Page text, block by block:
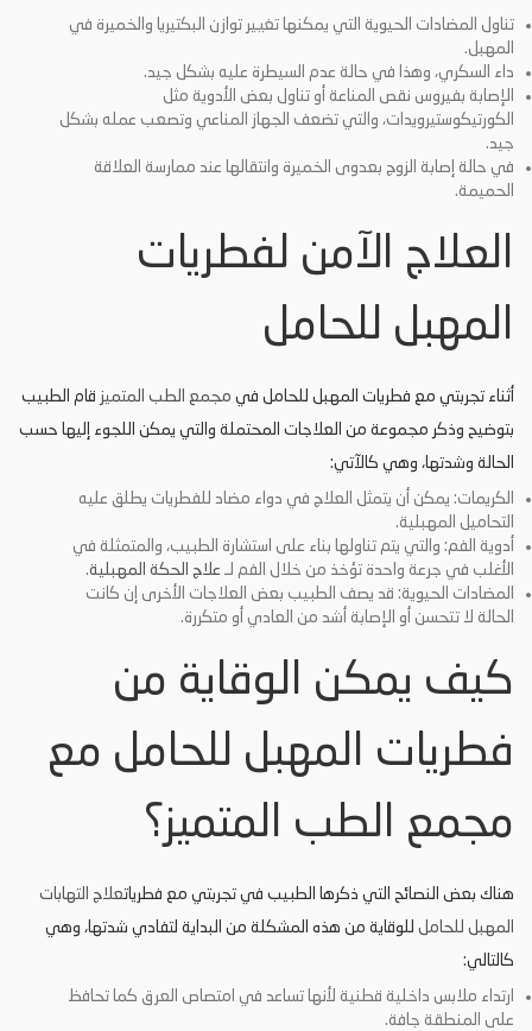
تناول المضادات الحيوية التي يمكنها تغيير توازن البكتيريا والخميرة في
المهبل.
داء السكري، وهذا في حالة عدم السيطرة عليه بشكل جيد.
الإصابة بفيروس نقص المناعة أو تناول بعض الأدوية مثل
الكورتيكوستيرويدات، والتي تضعف الجهاز المناعي وتصعب عمله بشكل
جيد.
في حالة إصابة الزوج بعدوى الخميرة وانتقالها عند ممارسة العلاقة
الحميمة.
العلاج الآمن لفطريات
المهبل للحامل
أثناء تجربتي مع فطريات المهبل للحامل في مجمع الطب المتميز قام الطبيب
بتوضيح وذكر مجموعة من العلاجات المحتملة والتي يمكن اللجوء إليها حسب
الحالة وشدتها، وهي كالآتي:
الكريمات: يمكن أن يتمثل العلاج في دواء مضاد للفطريات يطلق عليه
التحاميل المهبلية.
أدوية الفم: والتي يتم تناولها بناء على استشارة الطبيب، والمتمثلة في
الأغلب في جرعة واحدة تؤخذ من خلال الفم لـ علاج الحكة المهبلية.
المضادات الحيوية: قد يصف الطبيب بعض العلاجات الأخرى إن كانت
الحالة لا تتحسن أو الإصابة أشد من العادي أو متكررة.
كيف يمكن الوقاية من
فطريات المهبل للحامل مع
مجمع الطب المتميز؟
هناك بعض النصائح التي ذكرها الطبيب في تجربتي مع فطرياتعلاج التهابات
المهبل للحامل للوقاية من هذه المشكلة من البداية لتفادي شدتها، وهي
كالتالي:
ارتداء ملابس داخلية قطنية لأنها تساعد في امتصاص العرق كما تحافظ
على المنطقة جافة.